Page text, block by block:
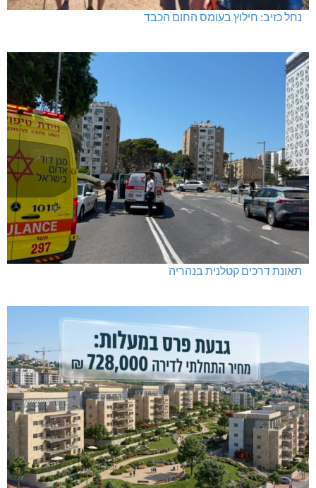
נחל כזיב: חילוץ בעומס החום הכבד
תאונת דרכים קטלנית בנהריה